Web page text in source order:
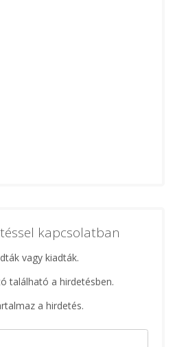
kapcsolatban
vagy kiadták.
található a hirdetésben.
a hirdetés.